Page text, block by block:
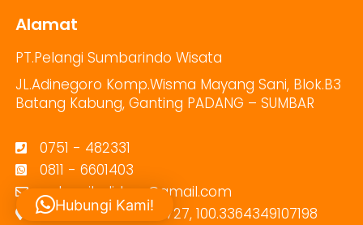
Alamat
PT.Pelangi Sumbarindo Wisata
JL.Adinegoro Komp.Wisma Mayang Sani, Blok.B3
Batang Kabung, Ganting PADANG – SUMBAR
0751 - 482331
0811 - 6601403
pelangiholidays@gmail.com
-0.8527649379032727, 100.3364349107198
Hubungi Kami!